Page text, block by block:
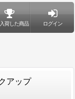
荷した商品 ログイン
アップ